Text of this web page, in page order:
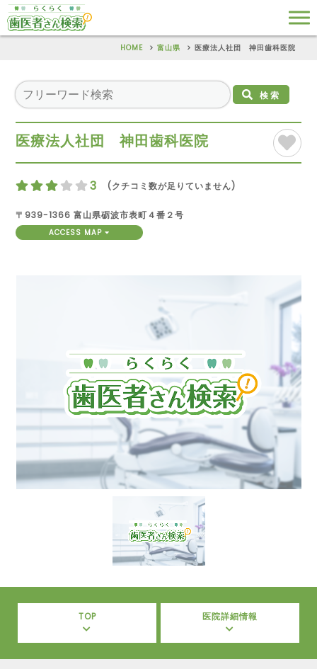
HOME 富山県 医療法人社団 神田歯科医院
検索
医療法人社団 神田歯科医院
3 (クチコミ数が足りていません)
〒939-1366 富山県砺波市表町４番２号
ACCESS MAP
TOP 医院詳細情報